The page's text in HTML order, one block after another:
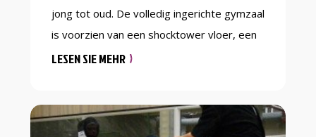
jong tot oud. De volledig ingerichte gymzaal
is voorzien van een shocktower vloer, een
basketbalinstallatie en heeft een afmeting
geschikt voor zaalsporten, instructies,
LESEN SIE MEHR